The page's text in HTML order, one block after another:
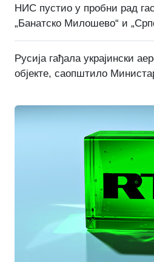
НИС пустио у пробни рад
„Банатско Милошево“ и
Русија гађала украјински
објекте, саопштило